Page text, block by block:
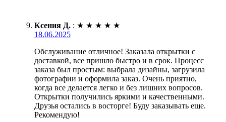
Ксения Д. : ★ ★ ★ ★ ★
18.06.2025
Обслуживание отличное! Заказала открытки с
доставкой, все пришло быстро и в срок. Процесс
заказа был простым: выбрала дизайны, загрузила
фотографии и оформила заказ. Очень приятно,
когда все делается легко и без лишних вопросов.
Открытки получились яркими и качественными.
Друзья остались в восторге! Буду заказывать еще.
Рекомендую!